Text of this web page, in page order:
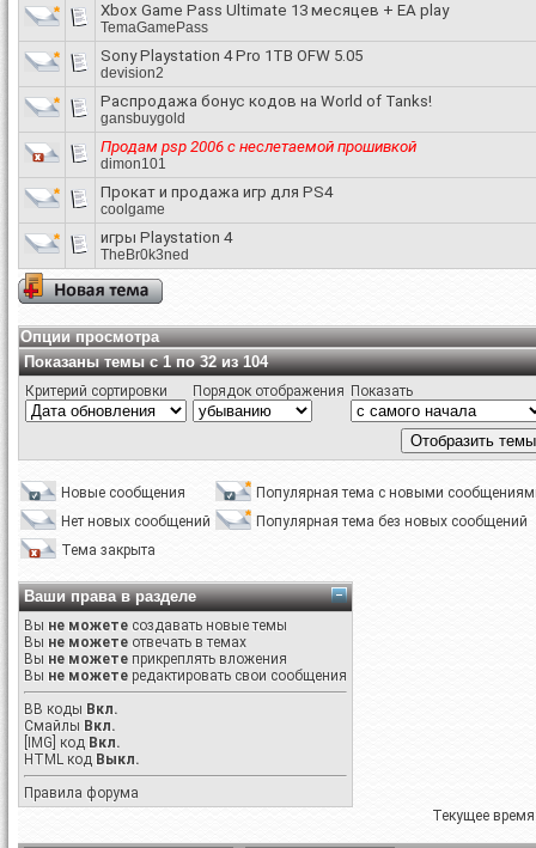
Xbox Game Pass Ultimate 13 месяцев + EA play
TemaGamePass
Sony Playstation 4 Pro 1TB OFW 5.05
devision2
Распродажа бонус кодов на World of Tanks!
gansbuygold
Продам psp 2006 c неслетаемой прошивкой
dimon101
Прокат и продажа игр для PS4
coolgame
игры Playstation 4
TheBr0k3ned
Опции просмотра
Показаны темы с 1 по 32 из 104
Критерий сортировки Порядок отображения Показать
Новые сообщения
Популярная тема с новыми
Нет новых сообщений
Популярная тема без новых сообщений
Тема закрыта
Ваши права в разделе
Вы не можете создавать новые темы
Вы не можете отвечать в темах
Вы не можете прикреплять вложения
Вы не можете редактировать свои сообщения
BB коды Вкл.
Смайлы Вкл.
[IMG] код Вкл.
HTML код Выкл.
Правила форума
Текущее